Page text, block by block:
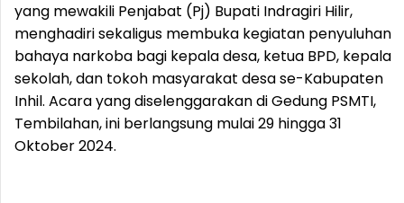
yang mewakili Penjabat (Pj) Bupati Indragiri Hilir,
menghadiri sekaligus membuka kegiatan penyuluhan
bahaya narkoba bagi kepala desa, ketua BPD, kepala
sekolah, dan tokoh masyarakat desa se-Kabupaten
Inhil. Acara yang diselenggarakan di Gedung PSMTI,
Tembilahan, ini berlangsung mulai 29 hingga 31
Oktober 2024.